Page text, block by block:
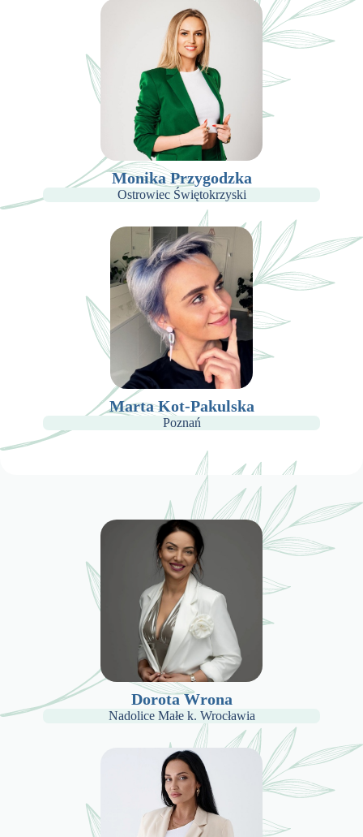
Monika Przygodzka
Ostrowiec Świętokrzyski
Marta Kot-Pakulska
Poznań
Dorota Wrona
Nadolice Małe k. Wrocławia